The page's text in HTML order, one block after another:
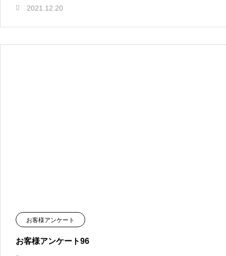
2021.12.20
お客様アンケート
お客様アンケート96